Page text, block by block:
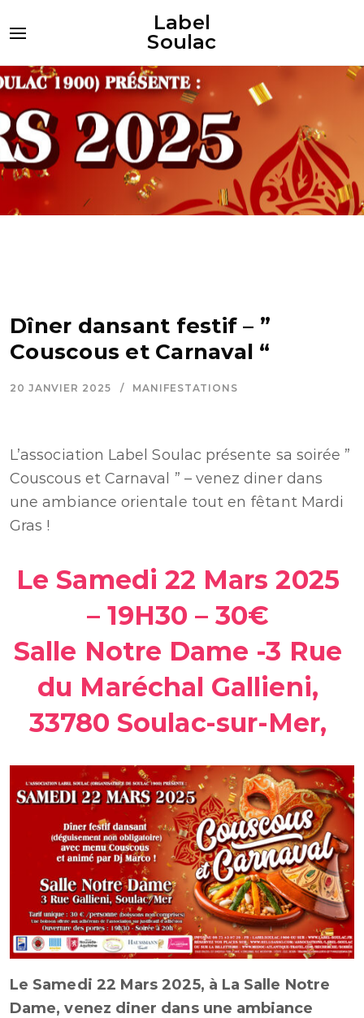
Label
Soulac
Dîner dansant festif – ”
Couscous et Carnaval “
20 JANVIER 2025 MANIFESTATIONS
L’association Label Soulac présente sa soirée ”
Couscous et Carnaval ” – venez diner dans
une ambiance orientale tout en fêtant Mardi
Gras !
Le Samedi 22 Mars 2025
– 19H30 – 30€
Salle Notre Dame -3 Rue
du Maréchal Gallieni,
33780 Soulac-sur-Mer,
Le Samedi 22 Mars 2025, à La Salle Notre
Dame, venez diner dans une ambiance